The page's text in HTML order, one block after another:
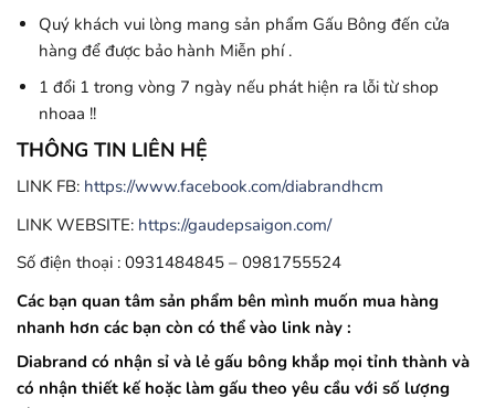
Quý khách vui lòng mang sản phẩm Gấu Bông đến cửa
hàng để được bảo hành Miễn phí .
1 đổi 1 trong vòng 7 ngày nếu phát hiện ra lỗi từ shop
nhoaa !!
THÔNG TIN LIÊN HỆ
LINK FB: https://www.facebook.com/diabrandhcm
LINK WEBSITE: https://gaudepsaigon.com/
Số điện thoại : 0931484845 – 0981755524
Các bạn quan tâm sản phẩm bên mình muốn mua hàng
nhanh hơn các bạn còn có thể vào link này :
Diabrand có nhận sỉ và lẻ gấu bông khắp mọi tỉnh thành và
có nhận thiết kế hoặc làm gấu theo yêu cầu với số lượng